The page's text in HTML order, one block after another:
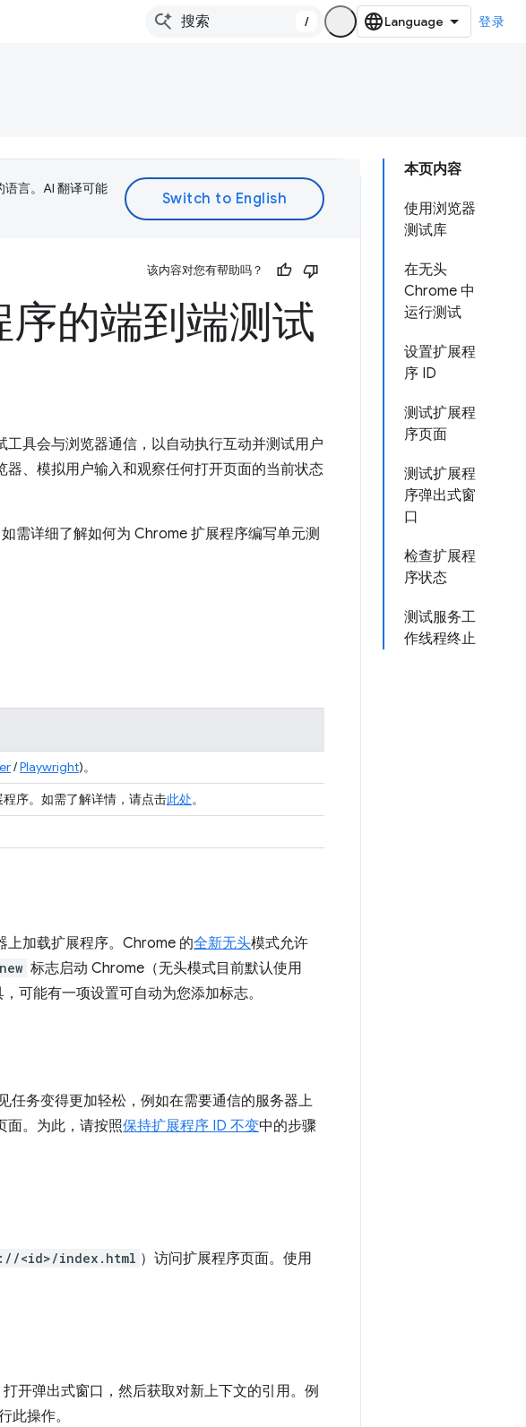
/ 登录
本页内容
使用浏览器
测试库
在无头
Chrome 中
运行测试
设置扩展程
序 ID
测试扩展程
序页面
测试扩展程
序弹出式窗
口
检查扩展程
序状态
测试服务工
作线程终止
言。AI 翻译可能
该内容对您有帮助吗？
的端到端测试
具会与浏览器通信，以自动执行互动并测试用户
、模拟用户输入和观察任何打开页面的当前状态
如需详细了解如何为 Chrome 扩展程序编写单元测
/Playwright)。
序。如需了解详情，请点击此处。
上加载扩展程序。Chrome 的全新无头模式允许
标志启动 Chrome（无头模式目前默认使用
可能有一项设置可自动为您添加标志。
任务变得更加轻松，例如在需要通信的服务器上
面。为此，请按照保持扩展程序 ID 不变中的步骤
<id>/index.html ）访问扩展程序页面。使用
打开弹出式窗口，然后获取对新上下文的引用。例
此操作。